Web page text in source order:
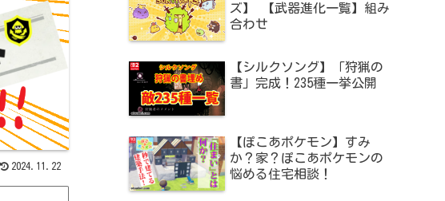
2024.11.22
ズ】 【武器進化一覧】組み
合わせ
【シルクソング】「狩猟の
書」完成！235種一挙公開
【ぽこあポケモン】すみ
か？家？ぽこあポケモンの
悩める住宅相談！